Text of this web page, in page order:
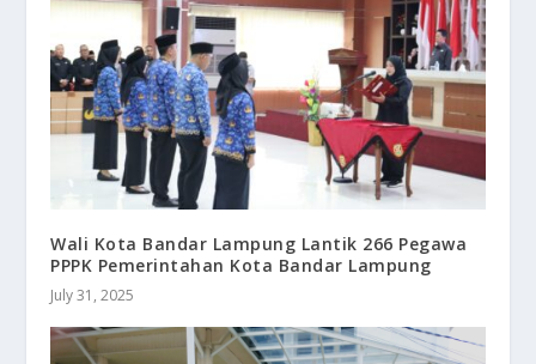
Wali Kota Bandar Lampung Lantik 266 Pegawa
PPPK Pemerintahan Kota Bandar Lampung
July 31, 2025